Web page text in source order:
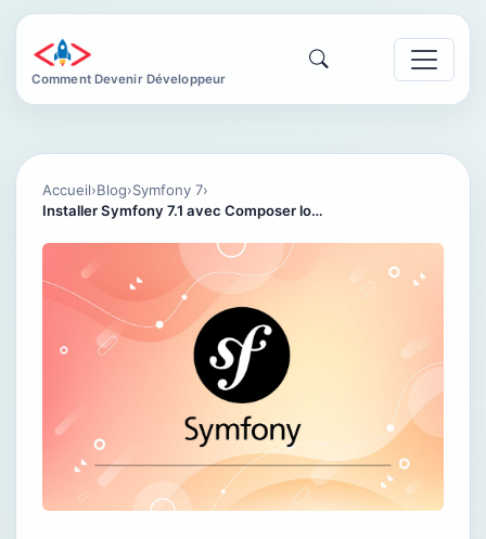
Comment Devenir Développeur
Accueil›Blog›Symfony 7›
Installer Symfony 7.1 avec Composer lorsqu’on utilise PHP 7.4